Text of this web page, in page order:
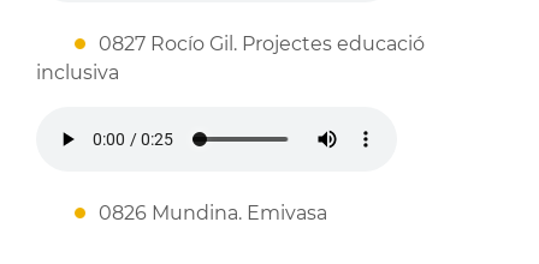
0827 Rocío Gil. Projectes educació
inclusiva
0826 Mundina. Emivasa